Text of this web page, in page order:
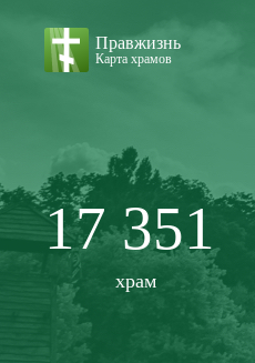
Правжизнь
Карта храмов
17 351
храм